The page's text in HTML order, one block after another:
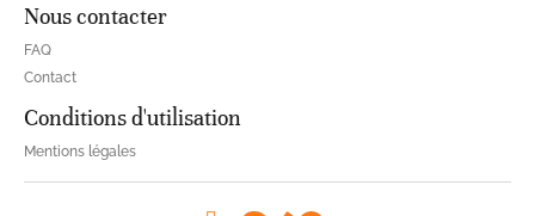
Nous contacter
FAQ
Contact
Conditions d'utilisation
Mentions légales